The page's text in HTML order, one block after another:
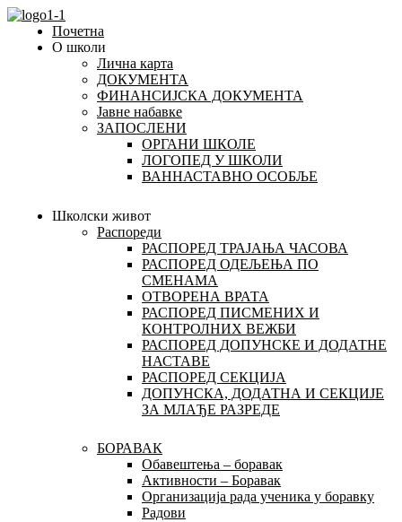
Почетна
О школи
Лична карта
ДОКУМЕНТА
ФИНАНСИЈСКА ДОКУМЕНТА
Јавне набавке
ЗАПОСЛЕНИ
ОРГАНИ ШКОЛЕ
ЛОГОПЕД У ШКОЛИ
ВАННАСТАВНО ОСОБЉЕ
Школски живот
Распореди
РАСПОРЕД ТРАЈАЊА ЧАСОВА
РАСПОРЕД ОДЕЉЕЊА ПО
СМЕНАМА
ОТВОРЕНА ВРАТА
РАСПОРЕД ПИСМЕНИХ И
КОНТРОЛНИХ ВЕЖБИ
РАСПОРЕД ДОПУНСКЕ И ДОДАТНЕ
НАСТАВЕ
РАСПОРЕД СЕКЦИЈА
ДОПУНСКА, ДОДАТНА И СЕКЦИЈЕ
ЗА МЛАЂЕ РАЗРЕДЕ
БОРАВАК
Обавештења – боравак
Активности – Боравак
Организација рада ученика у боравку
Радови